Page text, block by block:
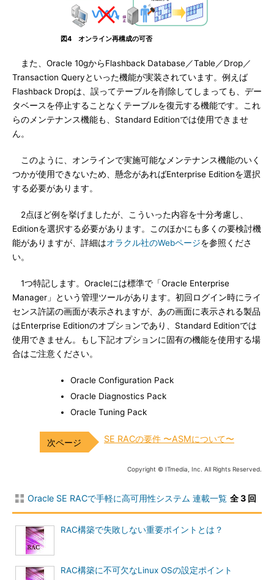
図4 オンライン再構成の可否
また、Oracle 10gからFlashback Database／Table／Drop／
Transaction Queryといった機能が実装されています。例えば
Flashback Dropは、誤ってテーブルを削除してしまっても、デー
タベースを停止することなくテーブルを復元する機能です。これ
らのメンテナンス機能も、Standard Editionでは使用できませ
ん。
このように、オンラインで実施可能なメンテナンス機能のいく
つかが使用できないため、懸念があればEnterprise Editionを選択
する必要があります。
2点ほど例を挙げましたが、こういった内容を十分考慮し、
Editionを選択する必要があります。このほかにも多くの要検討機
能がありますが、詳細はオラクル社のWebページを参照くださ
い。
1つ特記します。Oracleには標準で「Oracle Enterprise
Manager」という管理ツールがあります。初回ログイン時にライ
センス許諾の画面が表示されますが、あの画面に表示される製品
はEnterprise Editionのオプションであり、Standard Editionでは
使用できません。もし下記オプションに固有の機能を使用する場
合はご注意ください。
Oracle Configuration Pack
Oracle Diagnostics Pack
Oracle Tuning Pack
SE RACの要件 〜ASMについて〜
Copyright © ITmedia, Inc. All Rights Reserved.
Oracle SE RACで手軽に高可用性システム 連載一覧 全 3 回
RAC構築で失敗しない重要ポイントとは？
RAC構築に不可欠なLinux OSの設定ポイント